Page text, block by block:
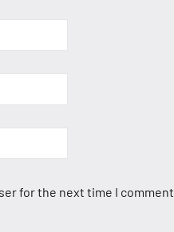
for the next time I comment.